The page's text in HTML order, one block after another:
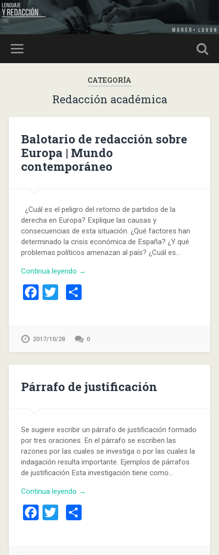
CATEGORÍA
Redacción académica
Balotario de redacción sobre
Europa | Mundo
contemporáneo
¿Cuál es el peligro del retorno de partidos de la
derecha en Europa? Explique las causas y
consecuencias de esta situación. ¿Qué factores han
determinado la crisis económica de España? ¿Y qué
problemas políticos amenazan al país? ¿Cuál es…
Continua leyendo →
Facebook
Twitter
2017/10/28 0
Párrafo de justificación
Se sugiere escribir un párrafo de justificación formado
por tres oraciones. En el párrafo se escriben las
razones por las cuales se investiga o por las cuales la
indagación resulta importante. Ejemplos de párrafos
de justificación Esta investigación tiene como…
Continua leyendo →
Facebook
Twitter